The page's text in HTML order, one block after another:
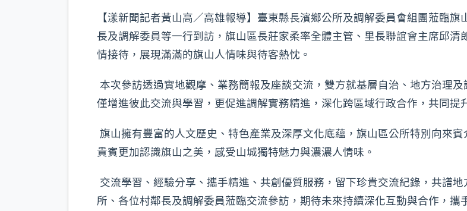
【漾新聞記者黃山高／高雄報導】臺東縣長濱鄉公所及調解委員會組團蒞臨
長及調解委員等一行到訪，旗山區長莊家柔率全體主管、里長聯誼會主席邱
情接待，展現滿滿的旗山人情味與待客熱忱。
本次參訪透過實地觀摩、業務簡報及座談交流，雙方就基層自治、地方治理
僅增進彼此交流與學習，更促進調解實務精進，深化跨區域行政合作，共同提
旗山擁有豐富的人文歷史、特色產業及深厚文化底蘊，旗山區公所特別向來
貴賓更加認識旗山之美，感受山城獨特魅力與濃濃人情味。
交流學習、經驗分享、攜手精進、共創優質服務，留下珍貴交流紀錄，共譜
所、各位村鄰長及調解委員蒞臨交流參訪，期待未來持續深化互動與合作，